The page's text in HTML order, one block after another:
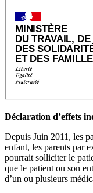
Déclaration d’effets
Depuis Juin 2011, les
enfant, les parents par
pourrait solliciter le
que le patient ou son
d’un ou plusieurs